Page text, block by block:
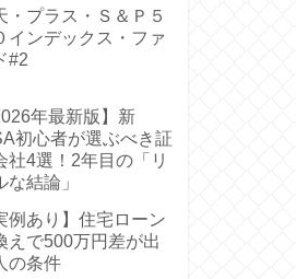
・プラス・Ｓ＆Ｐ５
インデックス・ファ
#2
年最新版】新
初心者が選ぶべき証
社4選！2年目の「リ
な結論」
例あり】住宅ローン
えで500万円差が出
の条件